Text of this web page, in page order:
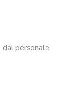
personale